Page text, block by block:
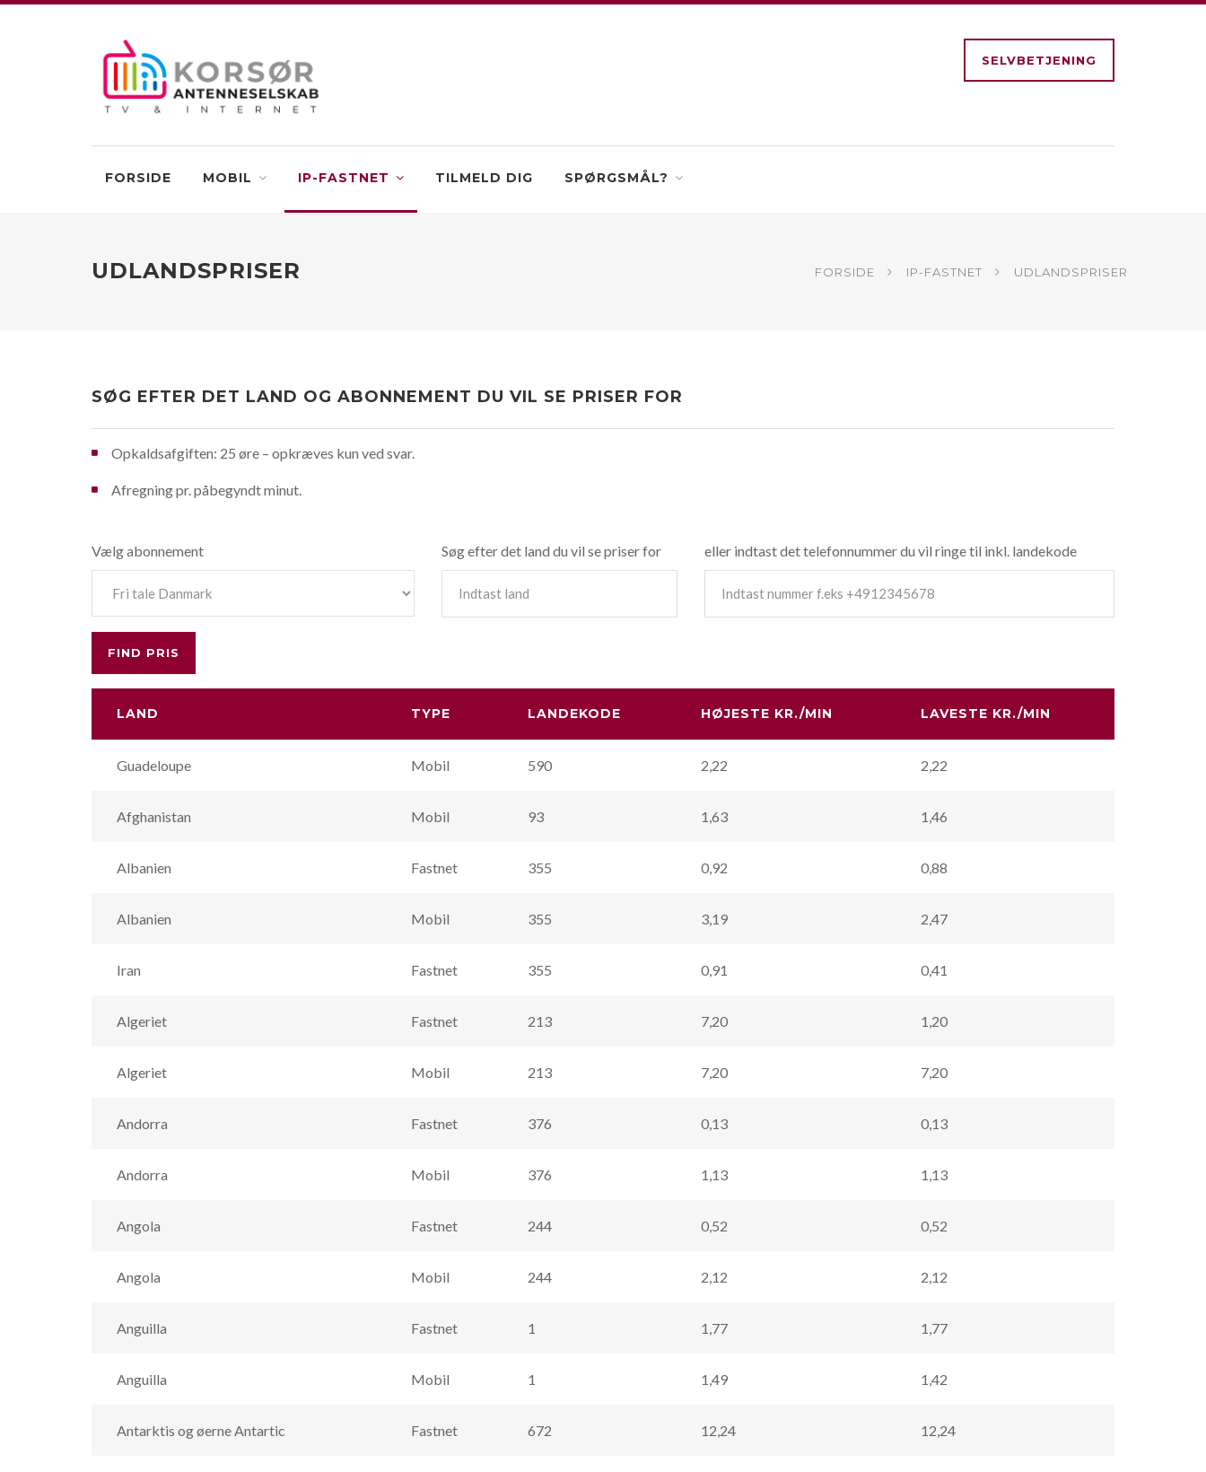
SELVBETJENING
FORSIDE MOBIL IP-FASTNET TILMELD DIG SPØRGSMÅL?
UDLANDSPRISER FORSIDE IP-FASTNET UDLANDSPRISER
SØG EFTER DET LAND OG ABONNEMENT DU VIL SE PRISER FOR
Opkaldsafgiften: 25 øre – opkræves kun ved svar.
Afregning pr. påbegyndt minut.
Vælg abonnement Søg efter det land du vil se priser for eller indtast det telefonnummer du vil ringe til inkl. landekode
LAND TYPE LANDEKODE HØJESTE KR./MIN LAVESTE KR./MIN
Guadeloupe Mobil 590 2,22 2,22
Afghanistan Mobil 93 1,63 1,46
Albanien Fastnet 355 0,92 0,88
Albanien Mobil 355 3,19 2,47
Iran Fastnet 355 0,91 0,41
Algeriet Fastnet 213 7,20 1,20
Algeriet Mobil 213 7,20 7,20
Andorra Fastnet 376 0,13 0,13
Andorra Mobil 376 1,13 1,13
Angola Fastnet 244 0,52 0,52
Angola Mobil 244 2,12 2,12
Anguilla Fastnet 1 1,77 1,77
Anguilla Mobil 1 1,49 1,42
Antarktis og øerne Antartic Fastnet 672 12,24 12,24